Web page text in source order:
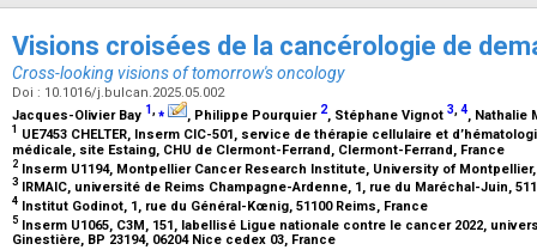
Visions croisées de la cancérologie de
Cross-looking visions of tomorrow's oncology
Doi : 10.1016/j.bulcan.2025.05.002
Jacques-Olivier Bay 1,⁎ , Philippe Pourquier 2, Stéphane Vignot 3,4, Nathalie
1 UE7453 CHELTER, Inserm CIC-501, service de thérapie cellulaire et
médicale, site Estaing, CHU de Clermont-Ferrand, Clermont-Ferrand, France
2 Inserm U1194, Montpellier Cancer Research Institute, University of
3 IRMAIC, université de Reims Champagne-Ardenne, 1, rue du Maréchal-Juin,
4 Institut Godinot, 1, rue du Général-Kœnig, 51100 Reims, France
5 Inserm U1065, C3M, 151, labellisé Ligue nationale contre le cancer 2022,
Ginestière, BP 23194, 06204 Nice cedex 03, France